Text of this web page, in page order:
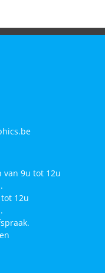
van 9u tot 12u
12u